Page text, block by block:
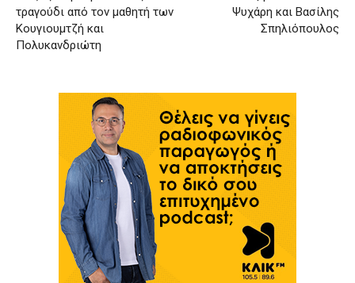
τραγούδι από τον μαθητή των
Κουγιουμτζή και
Πολυκανδριώτη
Ψυχάρη και Βασίλης
Σπηλιόπουλος